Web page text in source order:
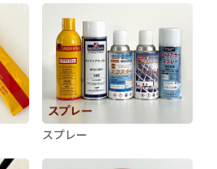
スプレー